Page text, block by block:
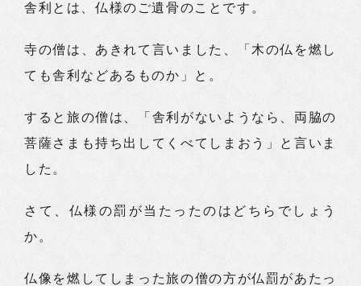
舎利とは、仏様のご遺骨のことです。
寺の僧は、あきれて言いました、「木の仏を燃し
ても舎利などあるものか」と。
すると旅の僧は、「舎利がないようなら、両脇の
菩薩さまも持ち出してくべてしまおう」と言いま
した。
さて、仏様の罰が当たったのはどちらでしょう
か。
仏像を燃してしまった旅の僧の方が仏罰があたっ